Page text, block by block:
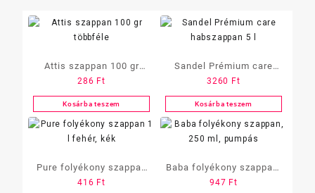
Attis szappan 100 gr
többféle
286 Ft
Kosárba teszem
Sandel Prémium care
habszappan 5 l
3260 Ft
Kosárba teszem
Pure folyékony szappan
1 l fehér, kék
416 Ft
Baba folyékony szappan,
250 ml, pumpás
947 Ft